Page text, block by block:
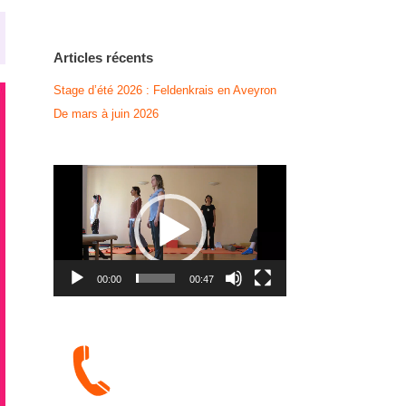
Articles récents
Stage d’été 2026 : Feldenkrais en Aveyron
De mars à juin 2026
00:00 00:47